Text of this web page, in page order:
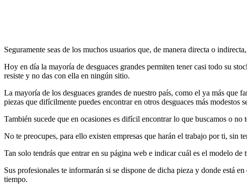
Seguramente seas de los muchos usuarios que, de manera directa o
Hoy en día la mayoría de desguaces grandes permiten tener casi todo su
resiste y no das con ella en ningún sitio.
La mayoría de los desguaces grandes de nuestro país, como el ya más
piezas que difícilmente puedes encontrar en otros desguaces más
También sucede que en ocasiones es difícil encontrar lo que buscamos o
No te preocupes, para ello existen empresas que harán el trabajo por ti, sin
Tan solo tendrás que entrar en su página web e indicar cuál es el modelo de
Sus profesionales te informarán si se dispone de dicha pieza y donde está
tiempo.